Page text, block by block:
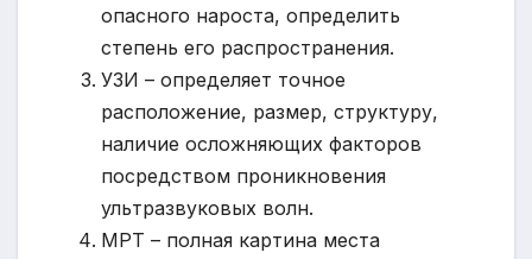
опасного нароста, определить
степень его распространения.
УЗИ – определяет точное
расположение, размер, структуру,
наличие осложняющих факторов
посредством проникновения
ультразвуковых волн.
МРТ – полная картина места